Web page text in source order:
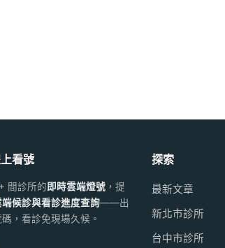
看號
間診所的 即時雲端燈號，提
候診與看診進度查詢——出
，看診免現場久候。
探索
最新文章
新北市診所
台中市診所